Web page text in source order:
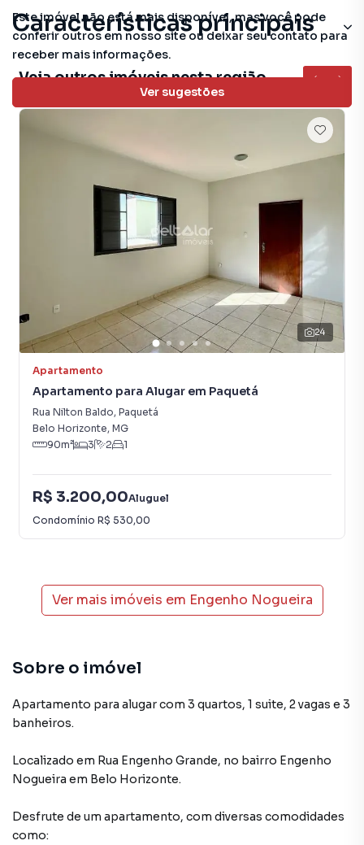
Este imóvel não está mais disponível, mas você pode
conferir outros em nosso site ou deixar seu contato para
receber mais informações.
Ver sugestões
Características principais
Veja outros imóveis nesta região
24
Apartamento
Apartamento para Alugar em Paquetá
Rua Nilton Baldo, Paquetá
Belo Horizonte, MG
90m² 3 2 1
R$ 3.200,00Aluguel
Condomínio R$ 530,00
Ver mais imóveis em Engenho Nogueira
Sobre o imóvel
Apartamento para alugar com 3 quartos, 1 suite, 2 vagas e 3
banheiros.
Localizado em Rua Engenho Grande, no bairro Engenho
Nogueira em Belo Horizonte.
Desfrute de um apartamento, com diversas comodidades
como: